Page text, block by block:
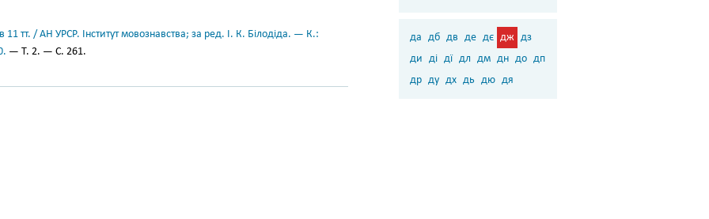
11 тт. / АН УРСР. Інститут мовознавства; за ред. І. К. Білодіда. — К.:
— Т. 2. — С. 261.
да дб дв де дє дж дз
ди ді дї дл дм дн до дп
др ду дх дь дю дя